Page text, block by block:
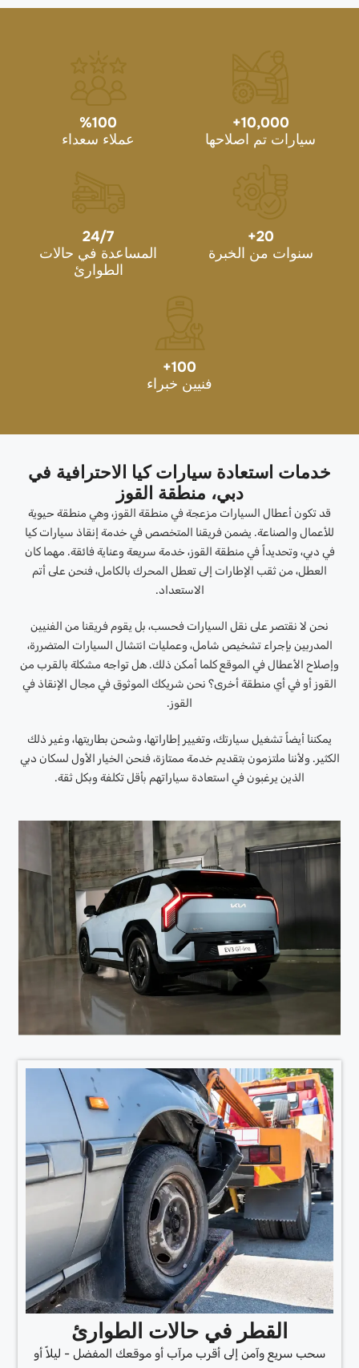
10,000
+
سيارات تم اصلاحها
100
%
عملاء سعداء
20
+
سنوات من الخبرة
24/7
المساعدة في حالات
الطوارئ
100
+
فنيين خبراء
خدمات استعادة سيارات كيا الاحترافية في
دبي، منطقة القوز
قد تكون أعطال السيارات مزعجة في منطقة القوز، وهي منطقة حيوية
للأعمال والصناعة. يضمن فريقنا المتخصص في خدمة إنقاذ سيارات كيا
في دبي، وتحديداً في منطقة القوز، خدمة سريعة وعناية فائقة. مهما كان
العطل، من ثقب الإطارات إلى تعطل المحرك بالكامل، فنحن على أتم
الاستعداد.
نحن لا نقتصر على نقل السيارات فحسب، بل يقوم فريقنا من الفنيين
المدربين بإجراء تشخيص شامل، وعمليات انتشال السيارات المتضررة،
وإصلاح الأعطال في الموقع كلما أمكن ذلك. هل تواجه مشكلة بالقرب من
القوز أو في أي منطقة أخرى؟ نحن شريكك الموثوق في مجال الإنقاذ في
القوز.
يمكننا أيضاً تشغيل سيارتك، وتغيير إطاراتها، وشحن بطاريتها، وغير ذلك
الكثير. ولأننا ملتزمون بتقديم خدمة ممتازة، فنحن الخيار الأول لسكان دبي
الذين يرغبون في استعادة سياراتهم بأقل تكلفة وبكل ثقة.
القطر في حالات الطوارئ
سحب سريع وآمن إلى أقرب مرآب أو موقعك المفضل - ليلاً أو